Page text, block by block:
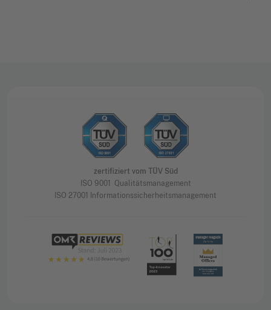
zertifiziert vom TÜV Süd
ISO 9001 Qualitätsmanagement
ISO 27001 Informationssicherheitsmanagement